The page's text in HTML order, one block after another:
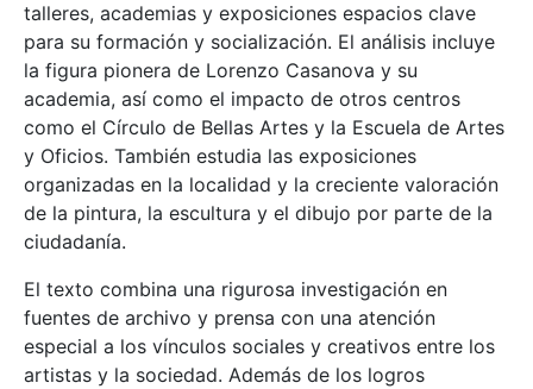
talleres, academias y exposiciones espacios clave
para su formación y socialización. El análisis incluye
la figura pionera de Lorenzo Casanova y su
academia, así como el impacto de otros centros
como el Círculo de Bellas Artes y la Escuela de Artes
y Oficios. También estudia las exposiciones
organizadas en la localidad y la creciente valoración
de la pintura, la escultura y el dibujo por parte de la
ciudadanía.
El texto combina una rigurosa investigación en
fuentes de archivo y prensa con una atención
especial a los vínculos sociales y creativos entre los
artistas y la sociedad. Además de los logros